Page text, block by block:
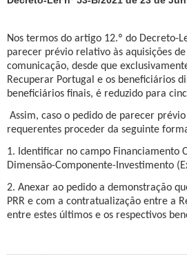
Nos termos do artigo 12.º do Decreto-
parecer prévio relativo às aquisições
comunicação, desde que
Recuperar Portugal e os beneficiários
beneficiários finais, é reduzido para
Assim, caso o pedido de parecer
requerentes proceder da seguinte
1. Identificar no campo Financiamento
Dimensão-Componente-Investimento
2. Anexar ao pedido a demonstração
PRR e com a contratualização entre a
entre estes últimos e os respectivos